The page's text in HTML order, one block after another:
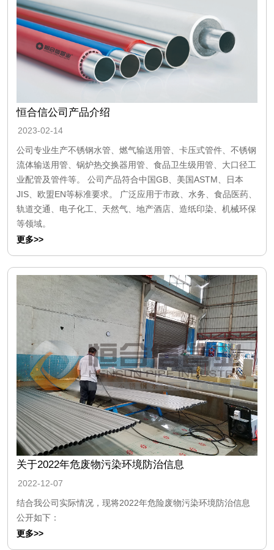
恒合信公司产品介绍
2023-02-14
公司专业生产不锈钢水管、燃气输送用管、卡压式管件、不锈钢
流体输送用管、锅炉热交换器用管、食品卫生级用管、大口径工
业配管及管件等。 公司产品符合中国GB、美国ASTM、日本
JIS、欧盟EN等标准要求。 广泛应用于市政、水务、食品医药、
轨道交通、电子化工、天然气、地产酒店、造纸印染、机械环保
等领域。
更多>>
关于2022年危废物污染环境防治信息
2022-12-07
结合我公司实际情况，现将2022年危险废物污染环境防治信息
公开如下：
更多>>